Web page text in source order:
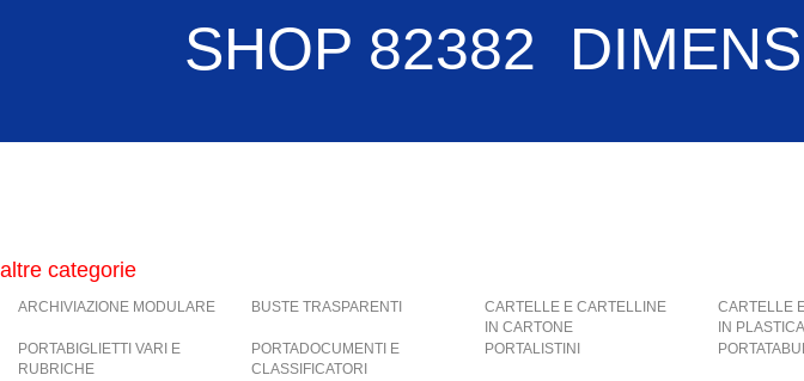
SHOP 82382
altre categorie
ARCHIVIAZIONE MODULARE BUSTE TRASPARENTI
CARTELLE E CARTELLINE
IN CARTONE
CARTELLE
IN PLASTICA
PORTABIGLIETTI VARI E
RUBRICHE
PORTADOCUMENTI E
CLASSIFICATORI
PORTALISTINI